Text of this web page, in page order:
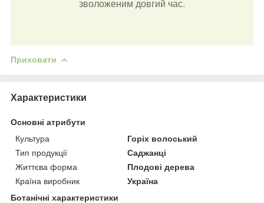
зволоженим довгий час.
Приховати
Характеристики
Основні атрибути
Культура
Горіх волоський
Тип продукції
Саджанці
Життєва форма
Плодові дерева
Країна виробник
Україна
Ботанічні характеристики